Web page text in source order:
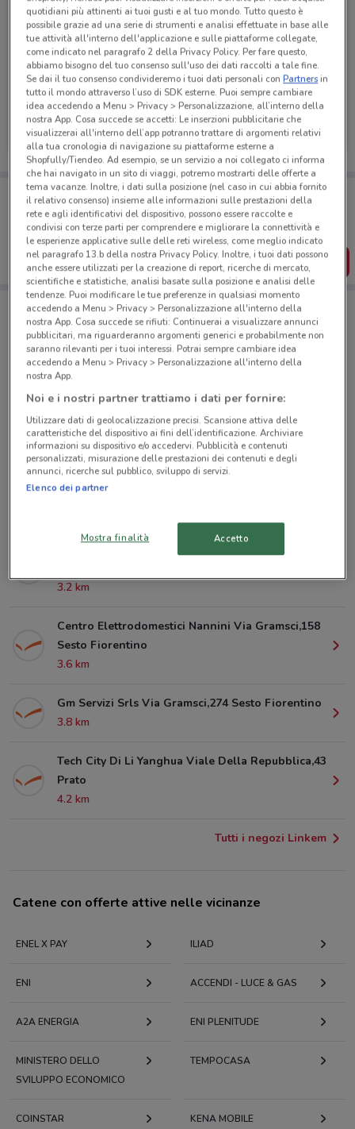
Linkem
Scade il 31/08 320 m
Porta DoveConviene sempre con te!
Puoi trovare le migliori offerte dei negozi vicino a te,
salvarle e creare la tua lista del risparmio, comodamente
dal tuo cellulare.
SCARICA L’APP
Negozi Linkem a Calenzano
© MapTiler © OpenStreetMap contributors
Mediaworld Firenze 1 Via S.quirico,165 Campi
Bisenzio
3.2 km
Centro Elettrodomestici Nannini Via Gramsci,158
Sesto Fiorentino
3.6 km
Gm Servizi Srls Via Gramsci,274 Sesto Fiorentino
3.8 km
Tech City Di Li Yanghua Viale Della Repubblica,43
Prato
4.2 km
Tutti i negozi Linkem
Catene con offerte attive nelle vicinanze
ENEL X PAY ILIAD
ENI ACCENDI - LUCE & GAS
A2A ENERGIA ENI PLENITUDE
MINISTERO DELLO
SVILUPPO ECONOMICO
TEMPOCASA
COINSTAR KENA MOBILE
quotidiani più attinenti ai tuoi gusti e al tuo mondo. Tutto questo è
possibile grazie ad una serie di strumenti e analisi effettuate in base alle
tue attività all'interno dell'applicazione e sulle piattaforme collegate,
come indicato nel paragrafo 2 della Privacy Policy. Per fare questo,
abbiamo bisogno del tuo consenso sull'uso dei dati raccolti a tale fine.
Se dai il tuo consenso condivideremo i tuoi dati personali conPartnersin
tutto il mondo attraverso l’uso di SDK esterne. Puoi sempre cambiare
idea accedendo a Menu > Privacy > Personalizzazione, all’interno della
nostra App. Cosa succede se accetti: Le inserzioni pubblicitarie che
visualizzerai all'interno dell’app potranno trattare di argomenti relativi
alla tua cronologia di navigazione su piattaforme esterne a
Shopfully/Tiendeo. Ad esempio, se un servizio a noi collegato ci informa
che hai navigato in un sito di viaggi, potremo mostrarti delle offerte a
tema vacanze. Inoltre, i dati sulla posizione (nel caso in cui abbia fornito
il relativo consenso) insieme alle informazioni sulle prestazioni della
rete e agli identificativi del dispositivo, possono essere raccolte e
condivisi con terze parti per comprendere e migliorare la connettività e
le esperienze applicative sulle delle reti wireless, come meglio indicato
nel paragrafo 13.b della nostra Privacy Policy. Inoltre, i tuoi dati possono
anche essere utilizzati per la creazione di report, ricerche di mercato,
scientifiche e statistiche, analisi basate sulla posizione e analisi delle
tendenze. Puoi modificare le tue preferenze in qualsiasi momento
accedendo a Menu > Privacy > Personalizzazione all'interno della
nostra App. Cosa succede se rifiuti: Continuerai a visualizzare annunci
pubblicitari, ma riguarderanno argomenti generici e probabilmente non
saranno rilevanti per i tuoi interessi. Potrai sempre cambiare idea
accedendo a Menu > Privacy > Personalizzazione all'interno della
nostra App.
Noi e i nostri partner trattiamo i dati per fornire:
Utilizzare dati di geolocalizzazione precisi. Scansione attiva delle
caratteristiche del dispositivo ai fini dell’identificazione. Archiviare
informazioni su dispositivo e/o accedervi. Pubblicità e contenuti
personalizzati, misurazione delle prestazioni dei contenuti e degli
annunci, ricerche sul pubblico, sviluppo di servizi.
Elenco dei partner
Mostra finalità Accetto